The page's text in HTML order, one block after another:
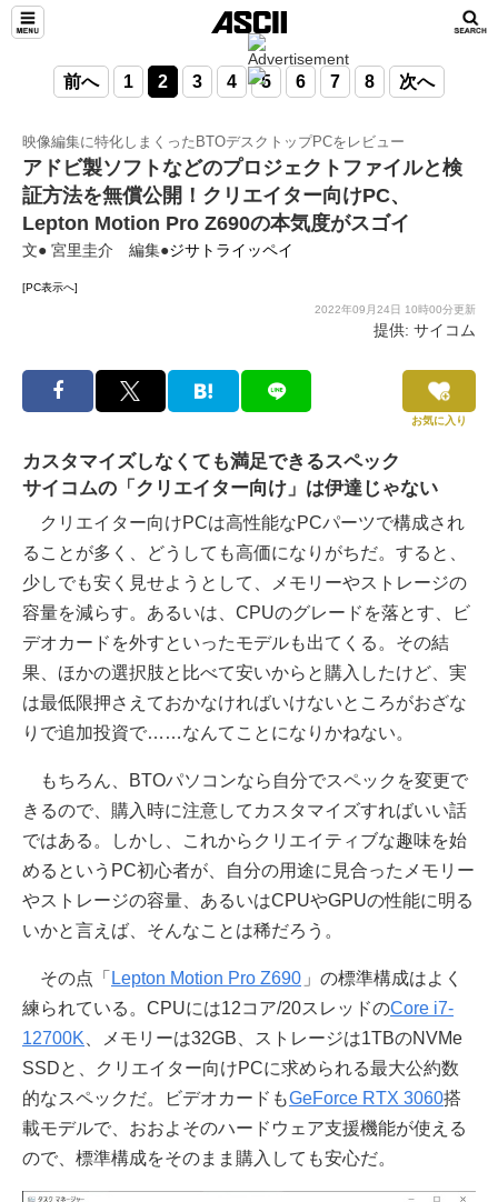
前へ 1 2 3 4 5 6 7 8 次へ
映像編集に特化しまくったBTOデスクトップPCをレビュー
アドビ製ソフトなどのプロジェクトファイルと検
証方法を無償公開！クリエイター向けPC、
Lepton Motion Pro Z690の本気度がスゴイ
文● 宮里圭介 編集●ジサトライッペイ
[PC表示へ]
2022年09月24日 10時00分更新
提供: サイコム
お気に入り
カスタマイズしなくても満足できるスペック
サイコムの「クリエイター向け」は伊達じゃない
クリエイター向けPCは高性能なPCパーツで構成され
ることが多く、どうしても高価になりがちだ。すると、
少しでも安く見せようとして、メモリーやストレージの
容量を減らす。あるいは、CPUのグレードを落とす、ビ
デオカードを外すといったモデルも出てくる。その結
果、ほかの選択肢と比べて安いからと購入したけど、実
は最低限押さえておかなければいけないところがおざな
りで追加投資で……なんてことになりかねない。
もちろん、BTOパソコンなら自分でスペックを変更で
きるので、購入時に注意してカスタマイズすればいい話
ではある。しかし、これからクリエイティブな趣味を始
めるというPC初心者が、自分の用途に見合ったメモリー
やストレージの容量、あるいはCPUやGPUの性能に明る
いかと言えば、そんなことは稀だろう。
その点「 Lepton Motion Pro Z690 」の標準構成はよく
練られている。CPUには12コア/20スレッドのCore i7-
12700K 、メモリーは32GB、ストレージは1TBのNVMe
SSDと、クリエイター向けPCに求められる最大公約数
的なスペックだ。ビデオカードもGeForce RTX 3060搭
載モデルで、おおよそのハードウェア支援機能が使える
ので、標準構成をそのまま購入しても安心だ。